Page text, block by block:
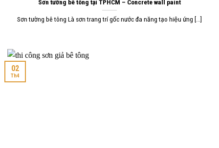
Sơn tường bê tông tại TPHCM – Concrete wall paint
Sơn tường bê tông Là sơn trang trí gốc nước đa năng tạo hiệu ứng [...]
02
Th4